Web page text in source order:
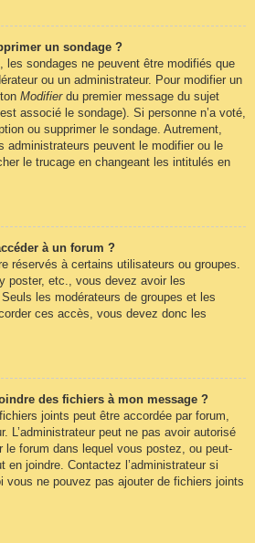
un sondage ?
les sondages ne peuvent être modifiés que
ou un administrateur. Pour modifier un
Modifierdu premier message du sujet
associé le sondage). Si personne n’a voté,
ou supprimer le sondage. Autrement,
administrateurs peuvent le modifier ou le
le trucage en changeant les intitulés en
à un forum ?
réservés à certains utilisateurs ou groupes.
poster, etc., vous devez avoir les
les modérateurs de groupes et les
ces accès, vous devez donc les
des fichiers à mon message ?
joints peut être accordée par forum,
L’administrateur peut ne pas avoir autorisé
le forum dans lequel vous postez, ou peut-
en joindre. Contactez l’administrateur si
vous ne pouvez pas ajouter de fichiers joints